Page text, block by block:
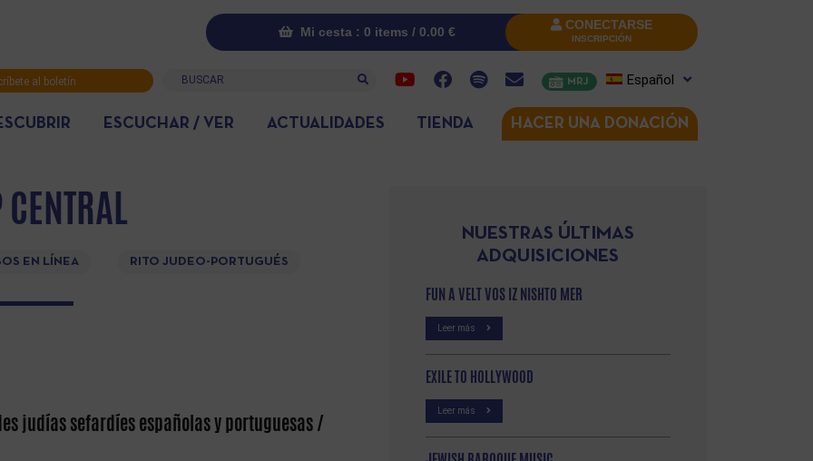
Mi cesta : 0 items / 0.00 € CONECTARSE
INSCRIPCIÓN
al boletín
Buscar MRJ Español
ESCUCHAR / VER ACTUALIDADES TIENDA HACER UNA DONACIÓN
EN LÍNEA RITO JUDEO-PORTUGUÉS
judías sefardíes españolas y portuguesas /
NUESTRAS ÚLTIMAS
ADQUISICIONES
FUN A VELT VOS IZ NISHTO MER
Leer más
EXILE TO HOLLYWOOD
Leer más